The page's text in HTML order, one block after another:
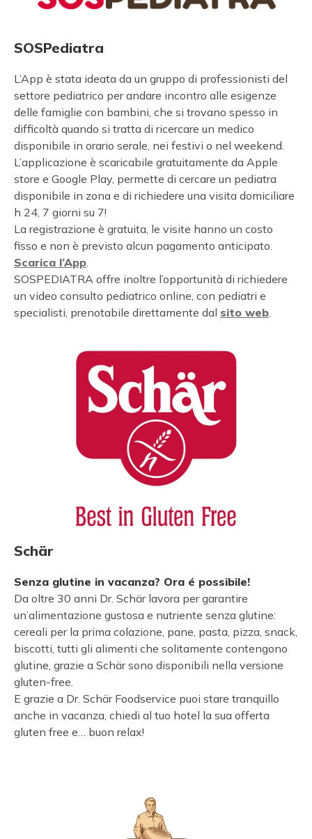
SOSPediatra
L’App è stata ideata da un gruppo di professionisti del
settore pediatrico per andare incontro alle esigenze
delle famiglie con bambini, che si trovano spesso in
difficoltà quando si tratta di ricercare un medico
disponibile in orario serale, nei festivi o nel weekend.
L’applicazione è scaricabile gratuitamente da Apple
store e Google Play, permette di cercare un pediatra
disponibile in zona e di richiedere una visita domiciliare
h 24, 7 giorni su 7!
La registrazione è gratuita, le visite hanno un costo
fisso e non è previsto alcun pagamento anticipato.
Scarica l’App.
SOSPEDIATRA offre inoltre l’opportunità di richiedere
un video consulto pediatrico online, con pediatri e
specialisti, prenotabile direttamente dal sito web.
Schär
Senza glutine in vacanza? Ora é possibile!
Da oltre 30 anni Dr. Schär lavora per garantire
un’alimentazione gustosa e nutriente senza glutine:
cereali per la prima colazione, pane, pasta, pizza, snack,
biscotti, tutti gli alimenti che solitamente contengono
glutine, grazie a Schär sono disponibili nella versione
gluten-free.
E grazie a Dr. Schär Foodservice puoi stare tranquillo
anche in vacanza, chiedi al tuo hotel la sua offerta
gluten free e… buon relax!